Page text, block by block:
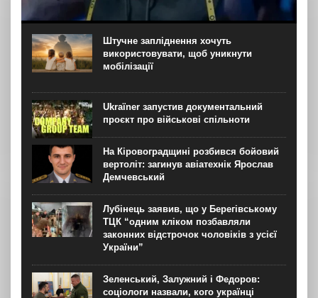
Адміністратор телеграм-чату “Протест” Віталій Камка,
де координувались протести проти відставки міністра
оборони Михайла Федорова, був затриманий поліцією,
після чого його ресурс був видалений з Telegram. Про це
повідомляє Центр...
Штучне запліднення хочуть
використовувати, щоб уникнути
мобілізації
Ukraїner запустив документальний
проєкт про військові спільноти
На Кіровоградщині розбився бойовий
вертоліт: загинув авіатехнік Ярослав
Демчевський
Лубінець заявив, що у Берегівському
ТЦК “одним кліком позбавляли
законних відстрочок чоловіків з усієї
України”
Зеленський, Залужний і Федоров:
соціологи назвали, кого українці